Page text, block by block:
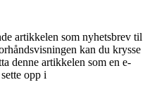
artikkelen som nyhetsbrev til
kan du krysse
denne artikkelen som en e-
opp i